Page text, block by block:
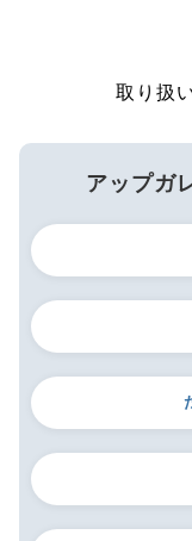
取り扱
アップガ